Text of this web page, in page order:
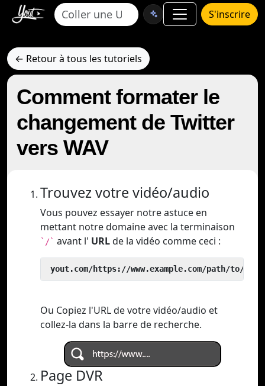
S'inscrire
← Retour à tous les tutoriels
Comment formater le
changement de Twitter
vers WAV
Trouvez votre vidéo/audio
Vous pouvez essayer notre astuce en
mettant notre domaine avec la terminaison
`/` avant l' URLde la vidéo comme ceci :
yout.com/https://www.example.com/path/to/
Ou Copiez l'URL de votre vidéo/audio et
collez-la dans la barre de recherche.
Page DVR